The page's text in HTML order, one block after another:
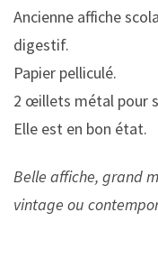
Ancienne affiche
digestif.
Papier pelliculé.
2 œillets métal pour
Elle est en bon état.
Belle affiche, grand
vintage ou